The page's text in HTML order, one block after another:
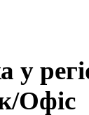
у
Офіс